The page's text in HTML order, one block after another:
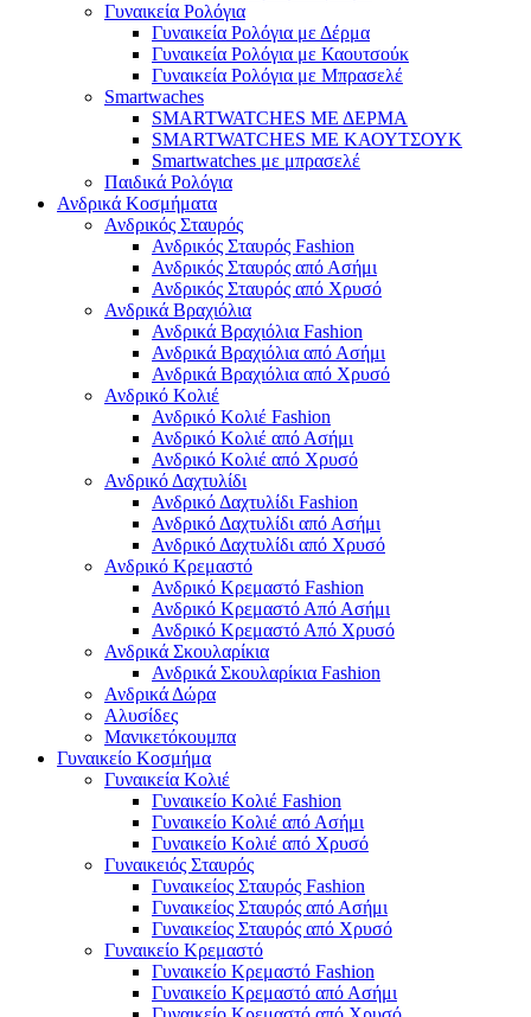
Γυναικεία Ρολόγια
Γυναικεία Ρολόγια με Δέρμα
Γυναικεία Ρολόγια με Καουτσούκ
Γυναικεία Ρολόγια με Μπρασελέ
Smartwaches
SMARTWATCHES ΜΕ ΔΕΡΜΑ
SMARTWATCHES ΜΕ ΚΑΟΥΤΣΟΥΚ
Smartwatches με μπρασελέ
Παιδικά Ρολόγια
Ανδρικά Κοσμήματα
Ανδρικός Σταυρός
Ανδρικός Σταυρός Fashion
Ανδρικός Σταυρός από Ασήμι
Ανδρικός Σταυρός από Χρυσό
Ανδρικά Βραχιόλια
Ανδρικά Βραχιόλια Fashion
Ανδρικά Βραχιόλια από Ασήμι
Ανδρικά Βραχιόλια από Χρυσό
Ανδρικό Κολιέ
Ανδρικό Κολιέ Fashion
Ανδρικό Κολιέ από Ασήμι
Ανδρικό Κολιέ από Χρυσό
Ανδρικό Δαχτυλίδι
Ανδρικό Δαχτυλίδι Fashion
Ανδρικό Δαχτυλίδι από Ασήμι
Ανδρικό Δαχτυλίδι από Χρυσό
Ανδρικό Κρεμαστό
Ανδρικό Κρεμαστό Fashion
Ανδρικό Κρεμαστό Από Ασήμι
Ανδρικό Κρεμαστό Από Χρυσό
Ανδρικά Σκουλαρίκια
Ανδρικά Σκουλαρίκια Fashion
Ανδρικά Δώρα
Αλυσίδες
Μανικετόκουμπα
Γυναικείο Κοσμήμα
Γυναικεία Κολιέ
Γυναικείο Κολιέ Fashion
Γυναικείο Κολιέ από Ασήμι
Γυναικείο Κολιέ από Χρυσό
Γυναικειός Σταυρός
Γυναικείος Σταυρός Fashion
Γυναικείος Σταυρός από Ασήμι
Γυναικείος Σταυρός από Χρυσό
Γυναικείο Κρεμαστό
Γυναικείο Κρεμαστό Fashion
Γυναικείο Κρεμαστό από Ασήμι